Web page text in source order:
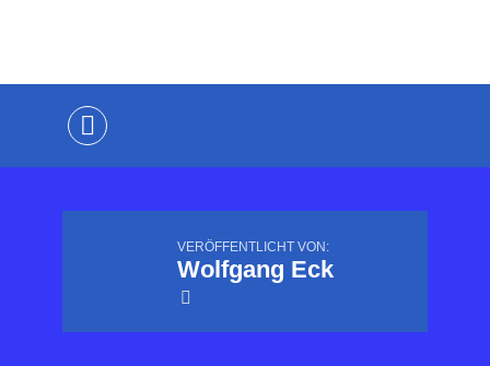
VERÖFFENTLICHT VON:
Wolfgang Eck